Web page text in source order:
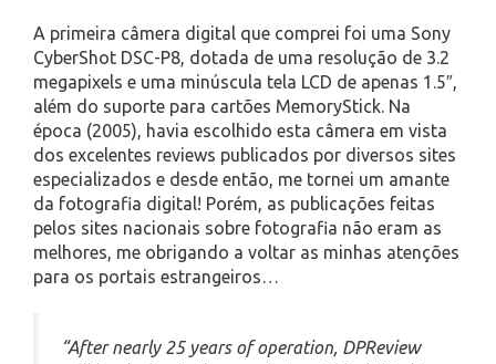
A primeira câmera digital que comprei foi uma Sony
CyberShot DSC-P8, dotada de uma resolução de 3.2
megapixels e uma minúscula tela LCD de apenas 1.5″,
além do suporte para cartões MemoryStick. Na
época (2005), havia escolhido esta câmera em vista
dos excelentes reviews publicados por diversos sites
especializados e desde então, me tornei um amante
da fotografia digital! Porém, as publicações feitas
pelos sites nacionais sobre fotografia não eram as
melhores, me obrigando a voltar as minhas atenções
para os portais estrangeiros…
“After nearly 25 years of operation, DPReview